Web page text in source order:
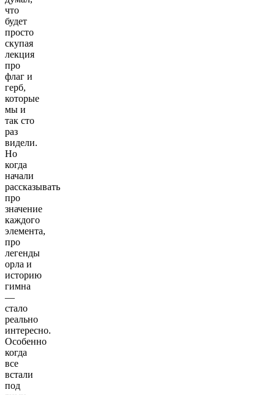
что
будет
просто
скупая
лекция
про
флаг и
герб,
которые
мы и
так сто
раз
видели.
Но
когда
начали
рассказывать
про
значение
каждого
элемента,
про
легенды
орла и
историю
гимна
—
стало
реально
интересно.
Особенно
когда
все
встали
под